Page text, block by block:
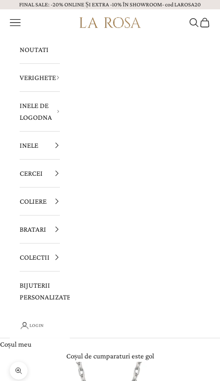
Sari la continut
FINAL SALE: -20% ONLINE ȘI EXTRA -10% ÎN SHOWROOM- cod LAROSA20
Bijuterii LA ROSA
Menu CautăCoș
NOUTATI
VERIGHETE
INELE DE
LOGODNA
INELE
CERCEI
COLIERE
BRATARI
COLECTII
BIJUTERII
PERSONALIZATE
LOGIN
Coșul meu
Coșul de cumparaturi este gol
Zoom